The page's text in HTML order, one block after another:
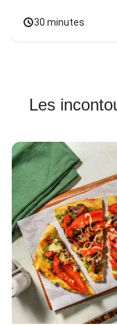
30 minutes
Les